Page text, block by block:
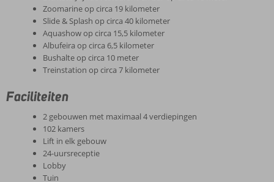
Zoomarine op circa 19 kilometer
Slide & Splash op circa 40 kilometer
Aquashow op circa 15,5 kilometer
Albufeira op circa 6,5 kilometer
Bushalte op circa 10 meter
Treinstation op circa 7 kilometer
Faciliteiten
2 gebouwen met maximaal 4 verdiepingen
102 kamers
Lift in elk gebouw
24-uursreceptie
Lobby
Tuin